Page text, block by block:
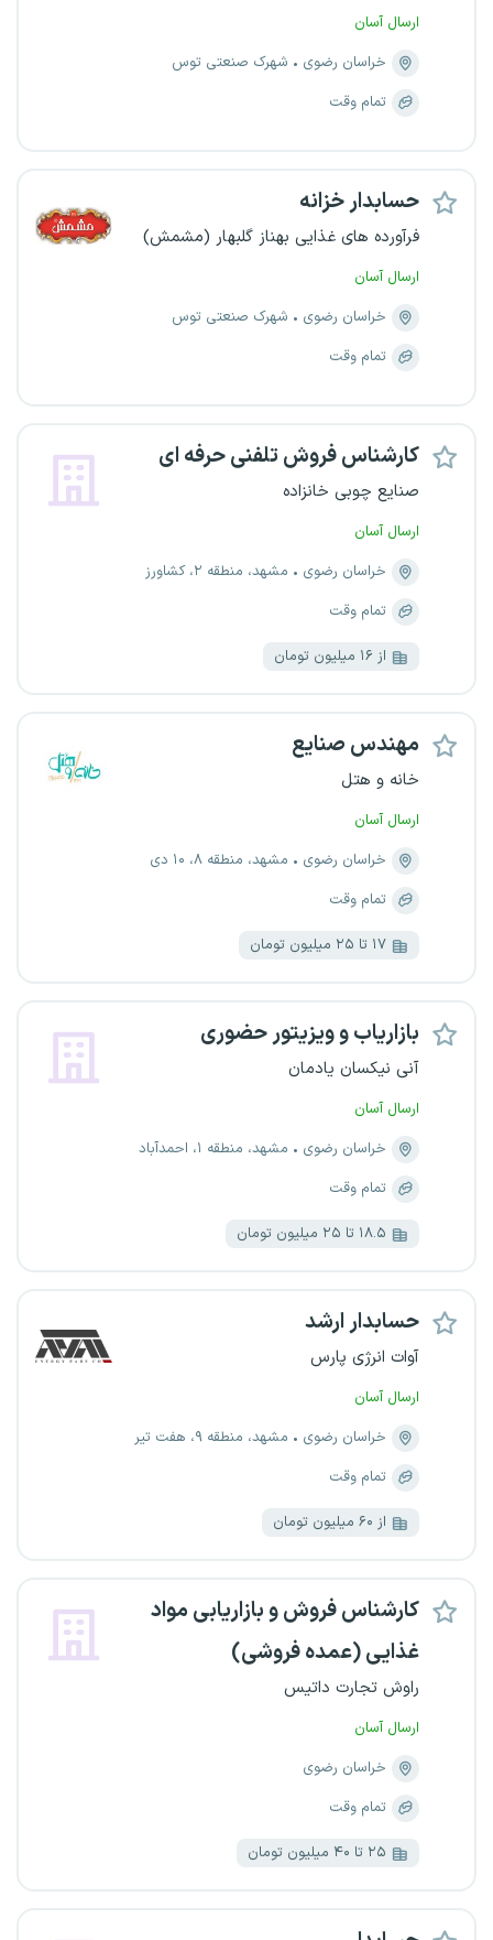
ارسال آسان
خراسان رضوی
شهرک صنعتی توس
تمام وقت
حسابدار خزانه
فرآورده های غذایی بهناز گلبهار (مشمش)
ارسال آسان
خراسان رضوی
شهرک صنعتی توس
تمام وقت
کارشناس فروش تلفنی حرفه ای
صنایع چوبی خانزاده
ارسال آسان
خراسان رضوی
مشهد، منطقه ۲، کشاورز
تمام وقت
از ۱۶ میلیون تومان
مهندس صنایع
خانه و هتل
ارسال آسان
خراسان رضوی
مشهد، منطقه ۸، ۱۰ دی
تمام وقت
۱۷ تا ۲۵ میلیون تومان
بازاریاب و ویزیتور حضوری
آنی نیکسان یادمان
ارسال آسان
خراسان رضوی
مشهد، منطقه ۱، احمدآباد
تمام وقت
۱۸.۵ تا ۲۵ میلیون تومان
حسابدار ارشد
آوات انرژی پارس
ارسال آسان
خراسان رضوی
مشهد، منطقه ۹، هفت تیر
تمام وقت
از ۶۰ میلیون تومان
کارشناس فروش و بازاریابی مواد
غذایی (عمده‌ فروشی)
راوش تجارت داتیس
ارسال آسان
خراسان رضوی
تمام وقت
۲۵ تا ۴۰ میلیون تومان